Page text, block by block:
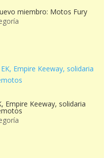
miembro: Motos Fury
Empire Keeway, solidaria